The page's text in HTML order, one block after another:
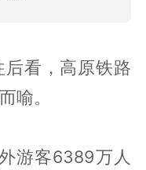
看，高原铁路
喻。
游客6389万人